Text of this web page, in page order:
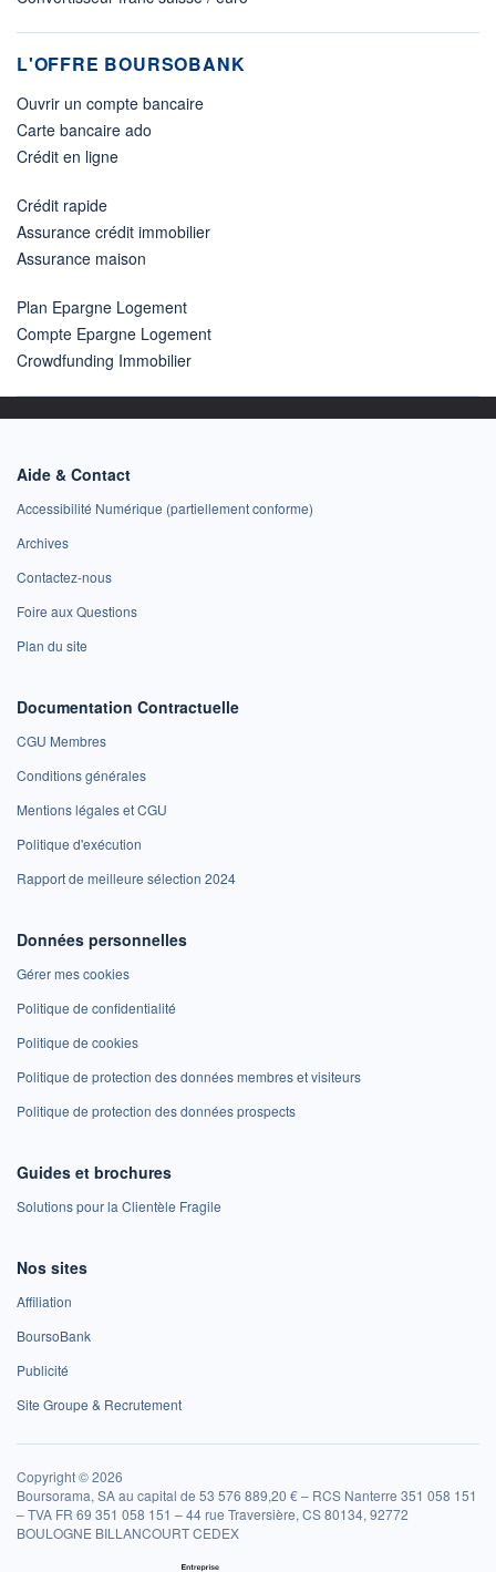
L'OFFRE BOURSOBANK
Ouvrir un compte bancaire
Carte bancaire ado
Crédit en ligne
Crédit rapide
Assurance crédit immobilier
Assurance maison
Plan Epargne Logement
Compte Epargne Logement
Crowdfunding Immobilier
Aide & Contact
Accessibilité Numérique (partiellement conforme)
Archives
Contactez-nous
Foire aux Questions
Plan du site
Documentation Contractuelle
CGU Membres
Conditions générales
Mentions légales et CGU
Politique d'exécution
Rapport de meilleure sélection 2024
Données personnelles
Gérer mes cookies
Politique de confidentialité
Politique de cookies
Politique de protection des données membres et visiteurs
Politique de protection des données prospects
Guides et brochures
Solutions pour la Clientèle Fragile
Nos sites
Affiliation
BoursoBank
Publicité
Site Groupe & Recrutement
Copyright © 2026
Boursorama, SA au capital de 53 576 889,20 € – RCS Nanterre 351 058 151
– TVA FR 69 351 058 151 – 44 rue Traversière, CS 80134, 92772
BOULOGNE BILLANCOURT CEDEX